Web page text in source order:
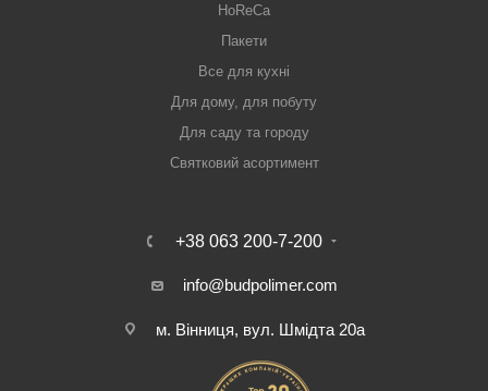
HoReCa
Пакети
Все для кухні
Для дому, для побуту
Для саду та городу
Святковий асортимент
+38 063 200-7-200
info@budpolimer.com
м. Вінниця, вул. Шмідта 20а